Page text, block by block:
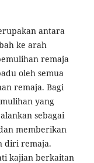
antara
ke arah
remaja
oleh semua
remaja. Bagi
yang
sebagai
memberikan
diri remaja.
kajian berkaitan